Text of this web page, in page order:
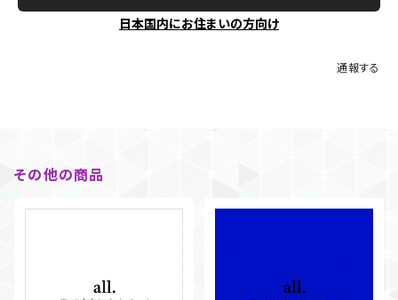
日本国内にお住まいの方向け
通報する
その他の商品